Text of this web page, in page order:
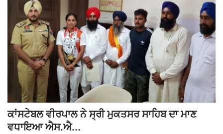
ਕਾਂਸਟੇਬਲ ਵੀਰਪਾਲ ਨੇ ਸ੍ਰੀ ਮੁਕਤਸਰ ਸਾਹਿਬ ਦਾ ਮਾਣ
ਵਧਾਇਆ ਐਸ.ਐ...